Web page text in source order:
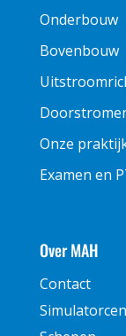
Onderbouw
Bovenbouw
Onze
Examen en
Over MAH
Contact